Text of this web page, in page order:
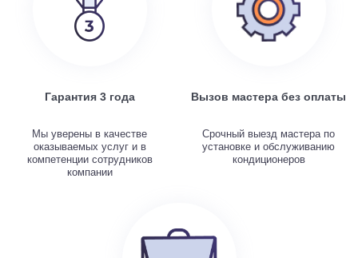
Гарантия 3 года
Мы уверены в качестве
оказываемых услуг и в
компетенции сотрудников
компании
Вызов мастера без оплаты
Срочный выезд мастера по
установке и обслуживанию
кондиционеров